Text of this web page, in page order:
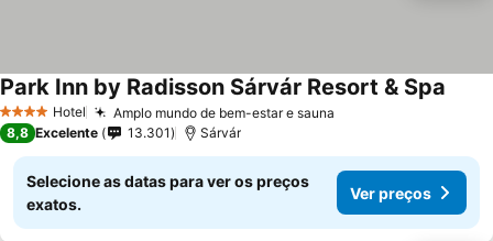
4 EstrelasHotel Amplo mundo de bem-estar e sauna
Park Inn by Radisson Sárvár Resort & Spa
8,8 Excelente 13.301 Sárvár
Selecione as datas para ver os preços
exatos.
Ver preços